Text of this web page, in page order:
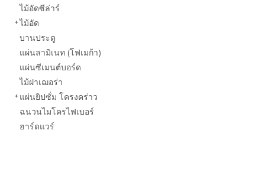
ไม้อัดซีล่าร์
ไม้อัด
บานประตู
แผ่นลามิเนท (โฟเมก้า)
แผ่นซีเมนต์บอร์ด
ไม้ฝาเฌอร่า
แผ่นยิปซั่ม โครงคร่าว
ฉนวนไมโครไฟเบอร์
ฮาร์ดแวร์